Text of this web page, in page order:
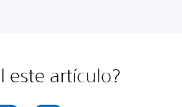
este artículo?